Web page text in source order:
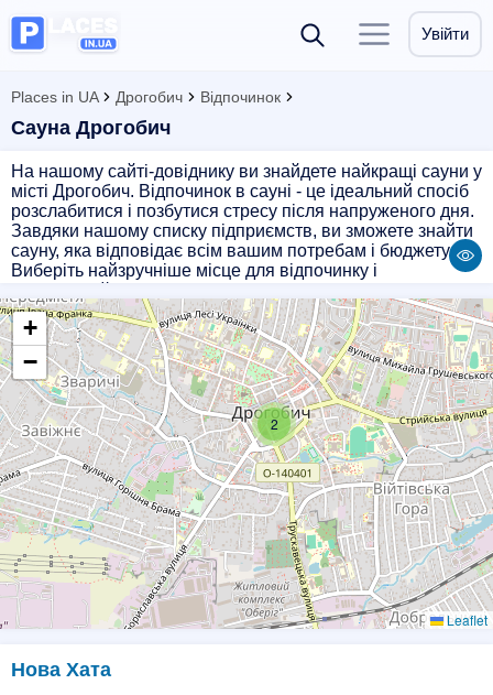
Увійти
Places in UA Дрогобич Відпочинок
Сауна Дрогобич
На нашому сайті-довіднику ви знайдете найкращі сауни у
місті Дрогобич. Відпочинок в сауні - це ідеальний спосіб
розслабитися і позбутися стресу після напруженого дня.
Завдяки нашому списку підприємств, ви зможете знайти
сауну, яка відповідає всім вашим потребам і бюджету.
Виберіть найзручніше місце для відпочинку і
процедурами. Відкрийте для себе новий рівень
релаксації з нашим сайтом!
2
+
−
Leaflet
Нова Хата